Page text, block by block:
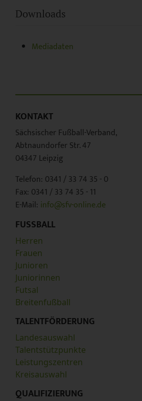
Downloads
Mediadaten
KONTAKT
Sächsischer Fußball-Verband,
Abtnaundorfer Str. 47
04347 Leipzig
Telefon: 0341 / 33 74 35 - 0
Fax: 0341 / 33 74 35 - 11
E-Mail: info@sfv-online.de
FUSSBALL
Herren
Frauen
Junioren
Juniorinnen
Futsal
Breitenfußball
TALENTFÖRDERUNG
Landesauswahl
Talentstützpunkte
Leistungszentren
Kreisauswahl
QUALIFIZIERUNG